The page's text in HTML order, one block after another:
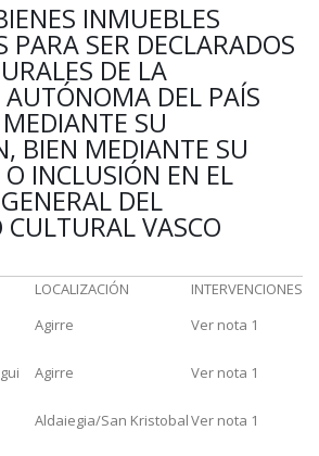
INMUEBLES
PARA SER DECLARADOS
DE LA
DEL PAÍS
SU
BIEN MEDIANTE SU
INCLUSIÓN EN EL
DEL
VASCO
LOCALIZACIÓN
INTERVENCIONES
Agirre
Ver nota 1
Agirre
Ver nota 1
Aldaiegia/San KristobalVer nota 1